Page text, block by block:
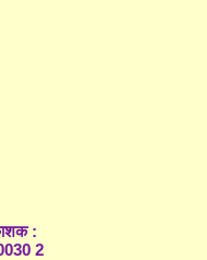
:
2